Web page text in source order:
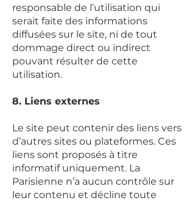
responsable de l’utilisation qui
serait faite des informations
diffusées sur le site, ni de tout
dommage direct ou indirect
pouvant résulter de cette
utilisation.
8. Liens externes
Le site peut contenir des liens vers
d’autres sites ou plateformes. Ces
liens sont proposés à titre
informatif uniquement. La
Parisienne n’a aucun contrôle sur
leur contenu et décline toute